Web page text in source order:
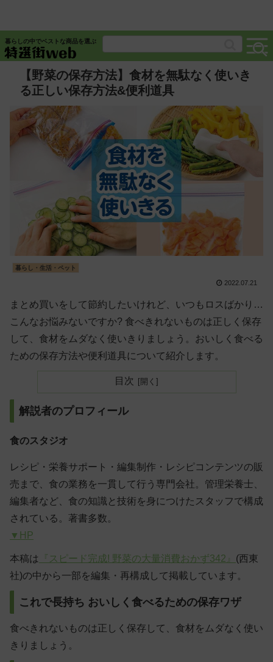
暮らしの中でベストな商品を選ぶ
【野菜の保存方法】食材を無駄なく使いき
る正しい保存方法&便利道具
暮らし・生活・ペット
2022.07.21
まとめ買いをして節約したいけれど、いつもロスばかり…
こんなお悩みないですか? 食べきれないものは正しく保存
して、食材をムダなく使いきりましょう。おいしく食べる
ための保存方法や便利道具について紹介します。
目次
解説者のプロフィール
食のスタジオ
レシピ・栄養サポート・編集制作・レシピコンテンツの販
売まで、食の業務を一貫して行う専門会社。管理栄養士、
編集者など、食の知識と技術を身につけたスタッフで構成
されている。著書多数。
▼HP
本稿は 『スピード完成! 野菜の大量消費おかず342』 (西東
社)の中から一部を編集・再構成して掲載しています。
これで長持ち おいしく食べるための保存ワザ
食べきれないものは正しく保存して、食材をムダなく使い
きりましょう。